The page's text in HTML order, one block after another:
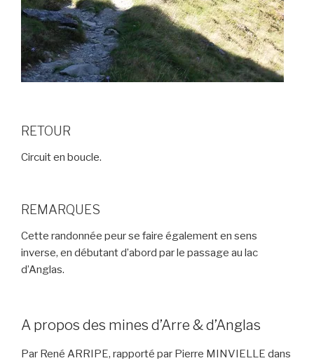
RETOUR
Circuit en boucle.
REMARQUES
Cette randonnée peur se faire également en sens
inverse, en débutant d’abord par le passage au lac
d’Anglas.
A propos des mines d’Arre & d’Anglas
Par René ARRIPE, rapporté par Pierre MINVIELLE dans